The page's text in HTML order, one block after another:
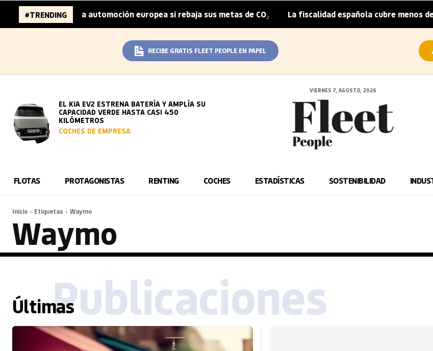
#TRENDING
millones de la automoción europea si rebaja sus metas de CO₂ | La fiscalidad española cubre menos de
RECIBE GRATIS FLEET PEOPLE EN PAPEL
EL KIA EV2 ESTRENA BATERÍA Y AMPLÍA SU
CAPACIDAD VERDE HASTA CASI 450
KILÓMETROS
COCHES DE EMPRESA
VIERNES 7, AGOSTO, 2026
FLOTAS PROTAGONISTAS RENTING COCHES ESTADÍSTICAS SOSTENIBILIDAD
Inicio Etiquetas Waymo
Waymo
ÚltimasPublicaciones